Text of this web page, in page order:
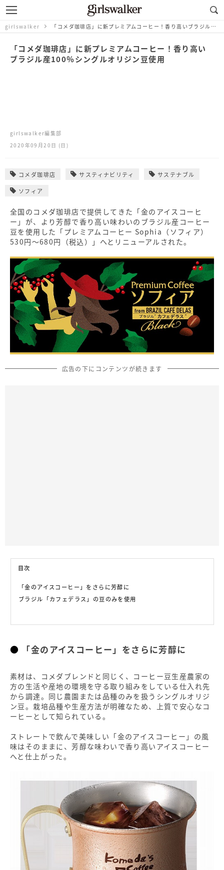
girlswalker 「コメダ珈琲店」に新プレミアムコーヒー！香り高いブラジル産100％シングルオリジン豆使用
「コメダ珈琲店」に新プレミアムコーヒー！香り高い
ブラジル産100％シングルオリジン豆使用
girlswalker編集部
2020年09月20日 (日)
コメダ珈琲店 サスティナビリティ サステナブル
ソフィア
全国のコメダ珈琲店で提供してきた「金のアイスコーヒ
ー」が、より芳醇で香り高い味わいのブラジル産コーヒー
豆を使用した「プレミアムコーヒー Sophia（ソフィア）
530円～680円（税込）」へとリニューアルされた。
広告の下にコンテンツが続きます
目次
「金のアイスコーヒー」をさらに芳醇に
ブラジル「カフェデラス」の豆のみを使用
「金のアイスコーヒー」をさらに芳醇に
素材は、コメダブレンドと同じく、コーヒー豆生産農家の
方の生活や産地の環境を守る取り組みをしている仕入れ先
から調達。同じ農園または品種のみを扱うシングルオリジ
ン豆。栽培品種や生産方法が明確なため、上質で安心なコ
ーヒーとして知られている。
ストレートで飲んで美味しい「金のアイスコーヒー」の風
味はそのままに、芳醇な味わいで香り高いアイスコーヒー
へと仕上がった。